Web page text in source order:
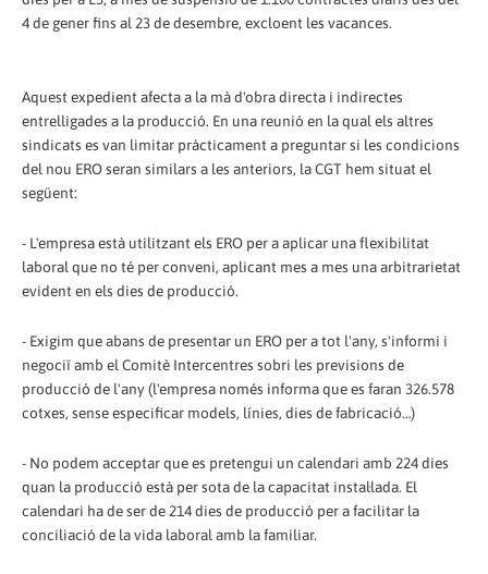
4 de gener fins al 23 de desembre, excloent les vacances.
Aquest expedient afecta a la mà d'obra directa i indirectes
entrelligades a la producció. En una reunió en la qual els altres
sindicats es van limitar pràcticament a preguntar si les condicions
del nou ERO seran similars a les anteriors, la CGT hem situat el
següent:
- L'empresa està utilitzant els ERO per a aplicar una flexibilitat
laboral que no té per conveni, aplicant mes a mes una arbitrarietat
evident en els dies de producció.
- Exigim que abans de presentar un ERO per a tot l'any, s'informi i
negociï amb el Comitè Intercentres sobri les previsions de
producció de l'any (l'empresa només informa que es faran 326.578
cotxes, sense especificar models, línies, dies de fabricació…)
- No podem acceptar que es pretengui un calendari amb 224 dies
quan la producció està per sota de la capacitat instal·lada. El
calendari ha de ser de 214 dies de producció per a facilitar la
conciliació de la vida laboral amb la familiar.